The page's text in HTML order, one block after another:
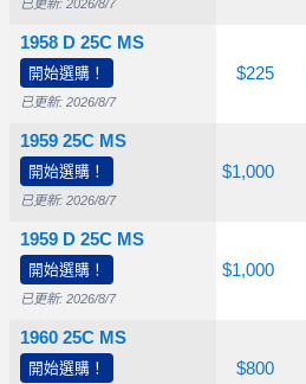
已更新: 2026/8/7
1958 D 25C MS
開始選購！
已更新: 2026/8/7
1959 25C MS
開始選購！
已更新: 2026/8/7
1959 D 25C MS
開始選購！
已更新: 2026/8/7
1960 25C MS
開始選購！
$26.50 $225
$26.50 $1,000
$26.50 $1,000
$26.50 $800